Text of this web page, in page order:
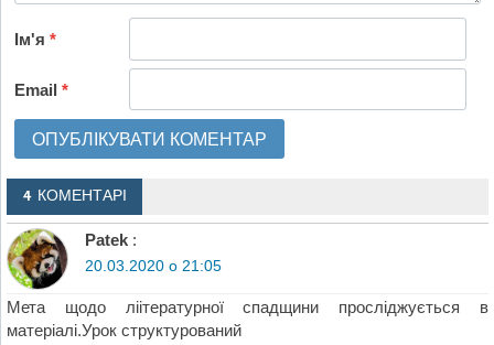
Ім'я*
Email*
4 КОМЕНТАРІ
Patek :
20.03.2020 о 21:05
Мета щодо ліітературної спадщини просліджується в
матеріалі.Урок структурований